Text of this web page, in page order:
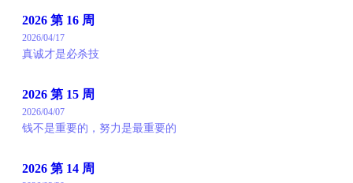
2026 第 16 周
2026/04/17
真诚才是必杀技
2026 第 15 周
2026/04/07
钱不是重要的，努力是最重要的
2026 第 14 周